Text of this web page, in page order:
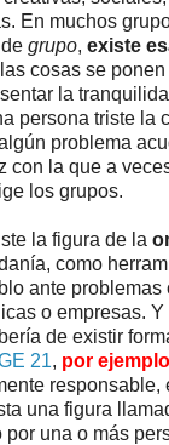
En muchos
grupo, existe
cosas se ponen
la
persona triste la
problema
con la que a
los grupos.
la figura de la
como
ante problemas
o empresas.
de existir
21, por
responsable,
una figura
por una o más